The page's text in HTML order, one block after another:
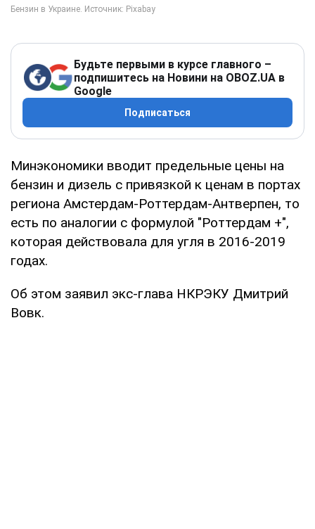
Будьте первыми в курсе главного –
подпишитесь на Новини на OBOZ.UA в
Google
Подписаться
Минэкономики вводит предельные цены на
бензин и дизель с привязкой к ценам в портах
региона Амстердам-Роттердам-Антверпен, то
есть по аналогии с формулой "Роттердам +",
которая действовала для угля в 2016-2019
годах.
Об этом заявил экс-глава НКРЭКУ Дмитрий
Вовк.